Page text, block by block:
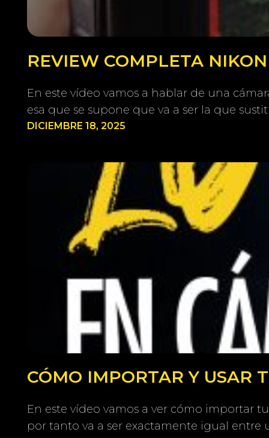
REVIEW COMPLETA
En este vídeo vamos a hablar de una
esa que se supone que va a ser la que
DICIEMBRE 18, 2025
CÓMO IMPORTAR Y USAR
En este vídeo vamos a ver cómo importar
por tanto va a ser exactamente igual entre